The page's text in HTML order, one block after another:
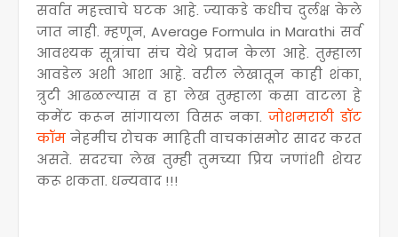
सर्वात महत्त्वाचे घटक आहे. ज्याकडे कधीच दुर्लक्ष केले
जात नाही. म्हणून, Average Formula in Marathi सर्व
आवश्यक सूत्रांचा संच येथे प्रदान केला आहे. तुम्हाला
आवडेल अशी आशा आहे. वरील लेखातून काही शंका,
त्रुटी आढळल्यास व हा लेख तुम्हाला कसा वाटला हे
कमेंट करून सांगायला विसरू नका. जोशमराठी डॉट
कॉम नेहमीच रोचक माहिती वाचकांसमोर सादर करत
असते. सदरचा लेख तुम्ही तुमच्या प्रिय जणांशी शेयर
करू शकता. धन्यवाद !!!